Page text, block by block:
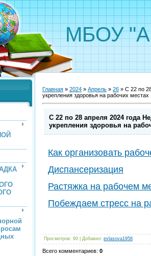
МБОУ
Главная » 2024 » Апрель » 26 » С 22 по
укрепления здоровья на рабочих местах
С 22 по 28 апреля 2024 года
укрепления здоровья на
Как организовать
Диспансеризация
Растяжка на рабочем
Побеждаем стресс на
Просмотров: 90 Добавил: evlasova1958
Всего комментариев: 0